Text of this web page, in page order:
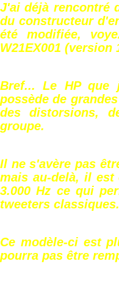
J'ai déjà rencontré
du constructeur
été modifiée,
W21EX001
Bref... Le HP que
possède de
des distorsions,
groupe.
Il ne s'avère pas
mais au-delà, il
3.000 Hz ce qui
tweeters classiques.
Ce modèle-ci est
pourra pas être